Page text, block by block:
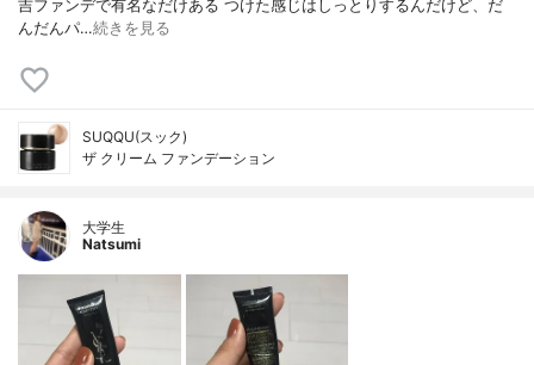
吉ファンデで有名なだけある つけた感じはしっとりするんだけど、だ
んだんパ…続きを見る
SUQQU(スック)
ザ クリーム ファンデーション
大学生
Natsumi